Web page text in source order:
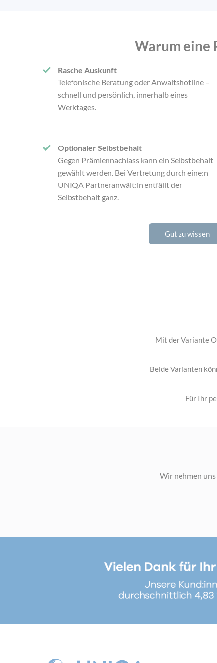
Warum eine
Rasche Auskunft
Telefonische Beratung oder Anwaltshotline –
schnell und persönlich, innerhalb eines
Werktages.
Optionaler Selbstbehalt
Gegen Prämiennachlass kann ein Selbstbehalt
gewählt werden. Bei Vertretung durch eine:n
UNIQA Partneranwält:in entfällt der
Selbstbehalt ganz.
Gut zu wissen
Mit der Variante
Beide Varianten
Für Ihr
Wir nehmen